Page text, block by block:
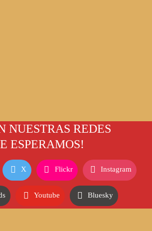
NUESTRAS REDES
ESPERAMOS!
X Flickr Instagram
Youtube Bluesky